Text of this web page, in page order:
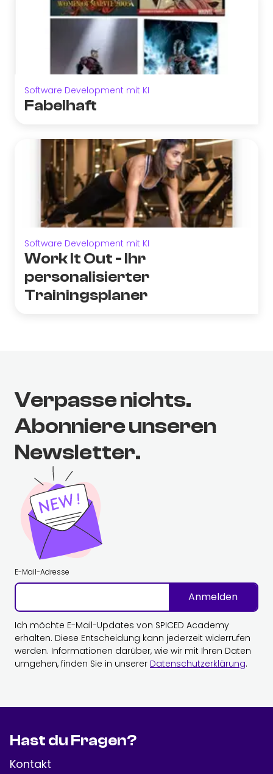
Software Development mit KI
Fabelhaft
Software Development mit KI
Work It Out - Ihr
personalisierter
Trainingsplaner
Verpasse nichts.
Abonniere unseren
Newsletter.
E-Mail-Adresse
Anmelden
Ich möchte E-Mail-Updates von SPICED Academy
erhalten. Diese Entscheidung kann jederzeit widerrufen
werden. Informationen darüber, wie wir mit Ihren Daten
umgehen, finden Sie in unserer Datenschutzerklärung.
Hast du Fragen?
Kontakt